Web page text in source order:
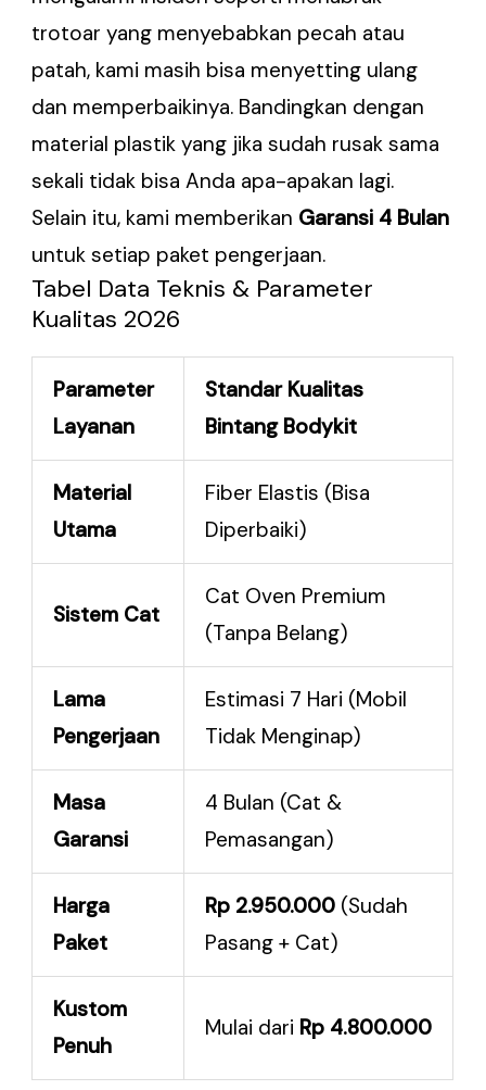
trotoar yang menyebabkan pecah atau
patah, kami masih bisa menyetting ulang
dan memperbaikinya. Bandingkan dengan
material plastik yang jika sudah rusak sama
sekali tidak bisa Anda apa-apakan lagi.
Selain itu, kami memberikan Garansi 4 Bulan
untuk setiap paket pengerjaan.
Tabel Data Teknis & Parameter
Kualitas 2026
Parameter
Layanan
Standar Kualitas
Bintang Bodykit
Material
Utama
Fiber Elastis (Bisa
Diperbaiki)
Sistem Cat
Cat Oven Premium
(Tanpa Belang)
Lama
Pengerjaan
Estimasi 7 Hari (Mobil
Tidak Menginap)
Masa
Garansi
4 Bulan (Cat &
Pemasangan)
Harga
Paket
Rp 2.950.000 (Sudah
Pasang + Cat)
Kustom
Penuh
Mulai dari Rp 4.800.000